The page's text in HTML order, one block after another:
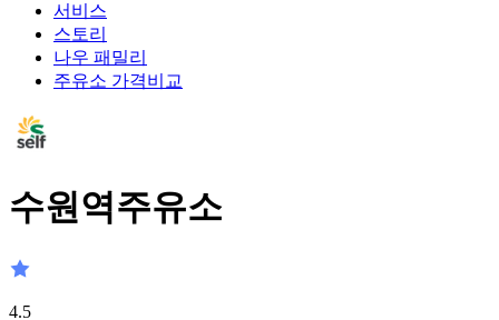
서비스
스토리
나우 패밀리
주유소 가격비교
수원역주유소
4.5